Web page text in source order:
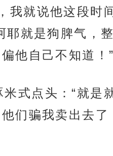
我就说他这段时
耶就是狗脾气，
他自己不知道！”
式点头：“就是
们骗我卖出去